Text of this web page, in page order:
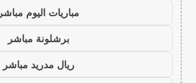
مباريات اليوم مباشر
برشلونة مباشر
ريال مدريد مباشر